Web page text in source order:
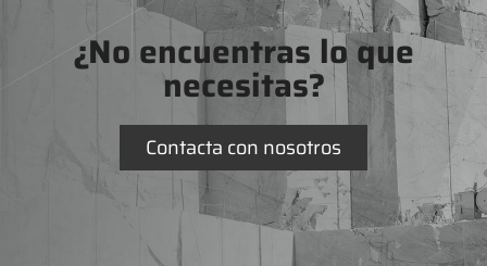
¿No encuentras lo que
necesitas?
Contacta con nosotros